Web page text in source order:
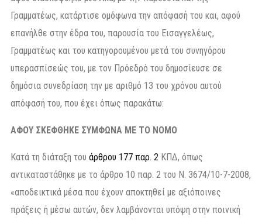
Γραμματέως, κατάρτισε ομόφωνα την απόφασή του και, αφού
επανήλθε στην έδρα του, παρουσία του Εισαγγελέως,
Γραμματέως και του κατηγορουμένου μετά του συνηγόρου
υπερασπίσεώς του, με τον Πρόεδρό του δημοσίευσε σε
δημόσια συνεδρίαση την με αριθμό 13 του χρόνου αυτού
απόφασή του, που έχει όπως παρακάτω:
ΑΦΟΥ ΣΚΕΦΘΗΚΕ ΣΥΜΦΩΝΑ ΜΕ ΤΟ ΝΟΜΟ
Κατά τη διάταξη του άρθρου 177 παρ. 2 ΚΠΔ, όπως
αντικαταστάθηκε με το άρθρο 10 παρ. 2 του Ν. 3674/10-7-2008,
«αποδεικτικά μέσα που έχουν αποκτηθεί με αξιόποινες
πράξεις ή μέσω αυτών, δεν λαμβάνονται υπόψη στην ποινική